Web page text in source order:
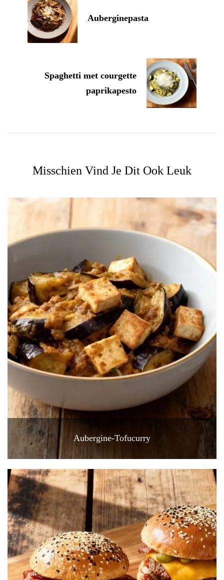
Auberginepasta
Spaghetti met courgette
paprikapesto
Misschien Vind Je Dit Ook Leuk
Aubergine-Tofucurry